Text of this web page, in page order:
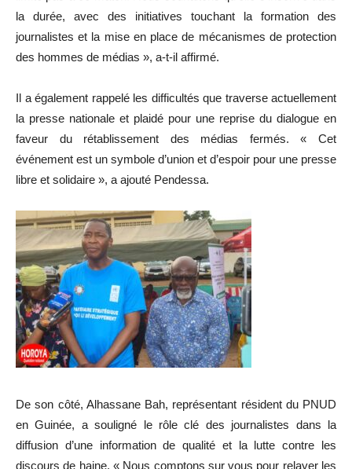
la durée, avec des initiatives touchant la formation des
journalistes et la mise en place de mécanismes de protection
des hommes de médias », a-t-il affirmé.
Il a également rappelé les difficultés que traverse actuellement
la presse nationale et plaidé pour une reprise du dialogue en
faveur du rétablissement des médias fermés. « Cet
événement est un symbole d’union et d’espoir pour une presse
libre et solidaire », a ajouté Pendessa.
De son côté, Alhassane Bah, représentant résident du PNUD
en Guinée, a souligné le rôle clé des journalistes dans la
diffusion d’une information de qualité et la lutte contre les
discours de haine. « Nous comptons sur vous pour relayer les